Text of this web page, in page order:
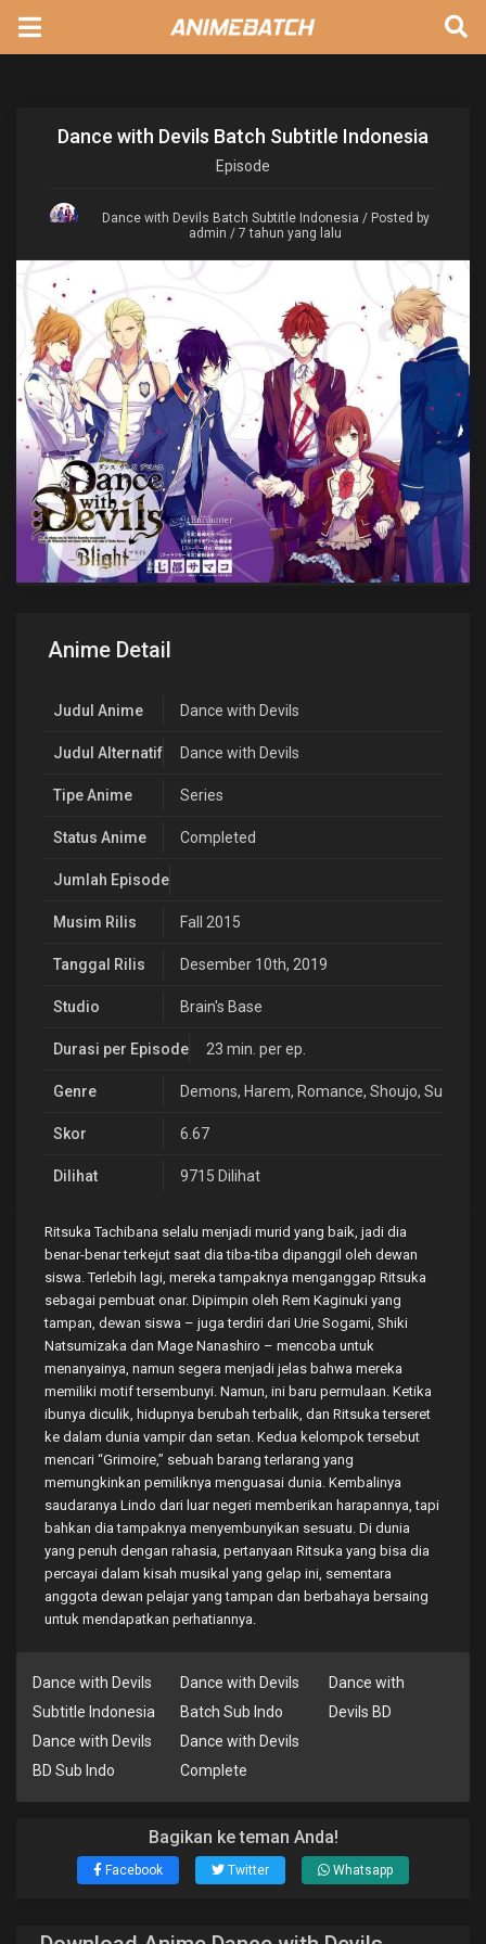
Dance with Devils Batch Subtitle Indonesia
Episode
Dance with Devils Batch Subtitle Indonesia / Posted by
admin / 7 tahun yang lalu
Anime Detail
Judul Anime Dance with Devils
Judul Alternatif Dance with Devils
Tipe Anime Series
Status Anime Completed
Jumlah Episode
Musim Rilis Fall 2015
Tanggal Rilis Desember 10th, 2019
Studio Brain's Base
Durasi per Episode 23 min. per ep.
Genre Demons, Harem, Romance, Shoujo,
Skor 6.67
Dilihat 9715 Dilihat
Ritsuka Tachibana selalu menjadi murid yang baik, jadi dia
benar-benar terkejut saat dia tiba-tiba dipanggil oleh dewan
siswa. Terlebih lagi, mereka tampaknya menganggap Ritsuka
sebagai pembuat onar. Dipimpin oleh Rem Kaginuki yang
tampan, dewan siswa – juga terdiri dari Urie Sogami, Shiki
Natsumizaka dan Mage Nanashiro – mencoba untuk
menanyainya, namun segera menjadi jelas bahwa mereka
memiliki motif tersembunyi. Namun, ini baru permulaan. Ketika
ibunya diculik, hidupnya berubah terbalik, dan Ritsuka terseret
ke dalam dunia vampir dan setan. Kedua kelompok tersebut
mencari “Grimoire,” sebuah barang terlarang yang
memungkinkan pemiliknya menguasai dunia. Kembalinya
saudaranya Lindo dari luar negeri memberikan harapannya, tapi
bahkan dia tampaknya menyembunyikan sesuatu. Di dunia
yang penuh dengan rahasia, pertanyaan Ritsuka yang bisa dia
percayai dalam kisah musikal yang gelap ini, sementara
anggota dewan pelajar yang tampan dan berbahaya bersaing
untuk mendapatkan perhatiannya.
Dance with Devils
Subtitle Indonesia
Dance with Devils
Batch Sub Indo
Dance with
Devils BD
Dance with Devils
BD Sub Indo
Dance with Devils
Complete
Bagikan ke teman Anda!
Facebook Twitter Whatsapp